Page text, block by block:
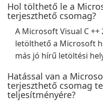
Hol tölthető le a
terjeszthető csomag?
A Microsoft Visual C
letölthető a Microsoft
más jó hírű letöltési
Hatással van a
terjeszthető csomag
teljesítményére?